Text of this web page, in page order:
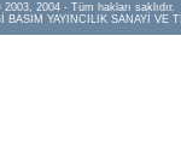
2004 - Tüm hakları saklıdır.
BASIM YAYINCILIK SANAYİ VE